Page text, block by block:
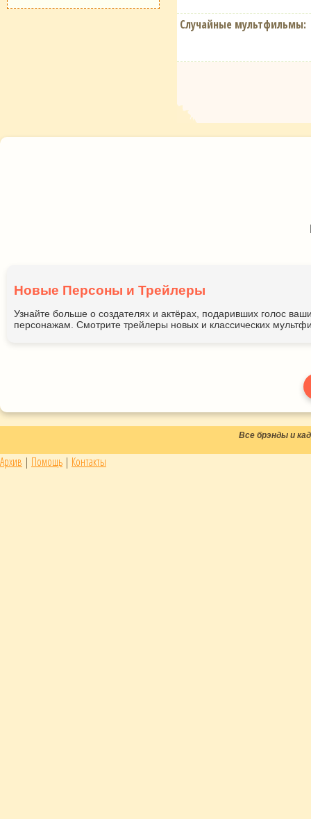
Случайные мультфильмы:
Новые Персоны и Трейлеры
Узнайте больше о создателях и актёрах, подаривших голос
персонажам. Смотрите трейлеры новых и классических
Все брэнды и
Архив | Помощь | Контакты